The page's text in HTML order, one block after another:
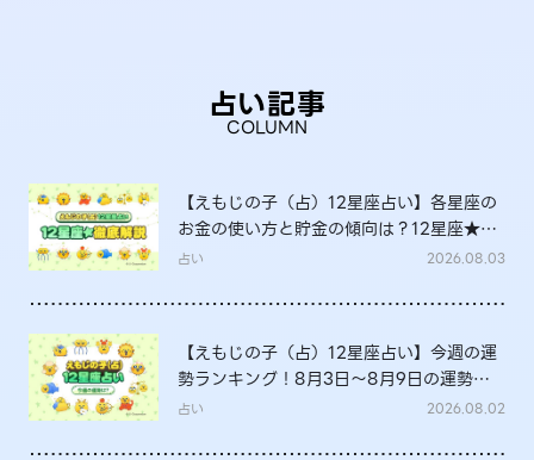
占い記事
COLUMN
【えもじの子（占）12星座占い】各星座の
お金の使い方と貯金の傾向は？12星座★徹
底解説
占い 2026.08.03
【えもじの子（占）12星座占い】今週の運
勢ランキング！8月3日～8月9日の運勢
は？
占い 2026.08.02